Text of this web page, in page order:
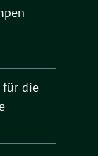
für die